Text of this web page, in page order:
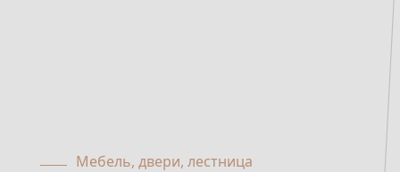
Мебель, двери, лестница